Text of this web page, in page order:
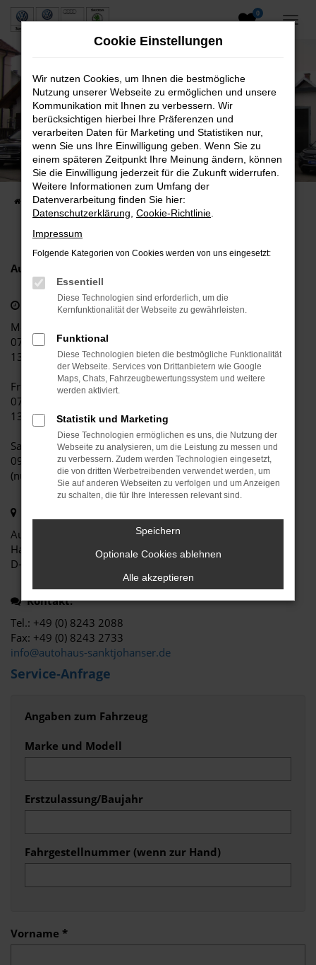
Zum
springen
0
Kundendienstanfrage
Anmeldung & Terminvereinbarung
Startseite Werkstattservice Kundendienstanfrage
Ausstellung in Denklingen:
Öffnungszeiten:
Montag bis Donnerstag:
07:00 bis 12:00 Uhr
13:00 bis 18:00 Uhr
Freitag:
07:00 bis 12:00 Uhr
13:00 bis 17:00 Uhr
Samstag:
09:00 bis 12:00 Uhr
(nur Verkauf)
Autohaus Alfred Sanktjohanser e.K.
Hauptstraße 14
D-86920 Denklingen
Kontakt:
Tel.: +49 (0) 8243 2088
Fax: +49 (0) 8243 2733
info@autohaus-sanktjohanser.de
Service-Anfrage
Angaben zum Fahrzeug
Marke und Modell
Erstzulassung/Baujahr
Fahrgestellnummer (wenn zur Hand)
Vorname *
Cookie Einstellungen
Wir nutzen Cookies, um Ihnen die bestmögliche
Nutzung unserer Webseite zu ermöglichen und unsere
Kommunikation mit Ihnen zu verbessern. Wir
berücksichtigen hierbei Ihre Präferenzen und
verarbeiten Daten für Marketing und Statistiken nur,
wenn Sie uns Ihre Einwilligung geben. Wenn Sie zu
einem späteren Zeitpunkt Ihre Meinung ändern, können
Sie die Einwilligung jederzeit für die Zukunft widerrufen.
Weitere Informationen zum Umfang der
Datenverarbeitung finden Sie hier:
Datenschutzerklärung Cookie-Richtlinie
Impressum
Folgende Kategorien von Cookies werden von uns eingesetzt:
Essentiell
Diese Technologien sind erforderlich, um die
Kernfunktionalität der Webseite zu gewährleisten.
Funktional
Diese Technologien bieten die bestmögliche Funktionalität
der Webseite. Services von Drittanbietern wie Google
Maps, Chats, Fahrzeugbewertungssystem und weitere
werden aktiviert.
Statistik und Marketing
Diese Technologien ermöglichen es uns, die Nutzung der
Webseite zu analysieren, um die Leistung zu messen und
zu verbessern. Zudem werden Technologien eingesetzt,
die von dritten Werbetreibenden verwendet werden, um
Sie auf anderen Webseiten zu verfolgen und um Anzeigen
zu schalten, die für Ihre Interessen relevant sind.
Speichern
Optionale Cookies ablehnen
Alle akzeptieren